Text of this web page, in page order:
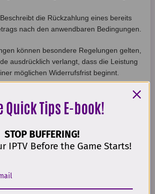
Beschreibt die Rückzahlung eines bereits
nach den anwendbaren Bedingungen.
können besondere Regelungen gelten,
ausdrücklich verlangt, dass die Leistung
möglichen Widerrufsfrist beginnt.
keine pauschale Aussage wie „Jede
die konkreten Bedingungen geprüft
oder Bestelldaten werden benötigt?
endet die Nutzung?
Quick Tips E-book!
STOP BUFFERING!
IPTV Before the Game Starts!